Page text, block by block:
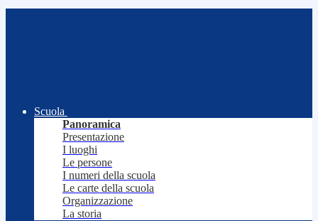
Scuola
Panoramica
Presentazione
I luoghi
Le persone
I numeri della scuola
Le carte della scuola
Organizzazione
La storia